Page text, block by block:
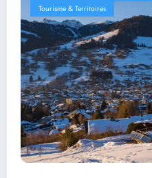
Tourisme & Territoires